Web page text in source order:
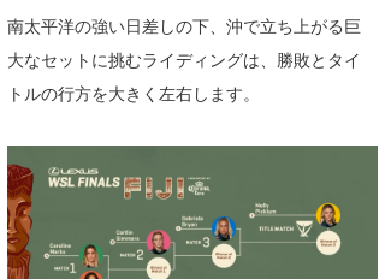
南太平洋の強い日差しの下、沖で立ち上がる巨
大なセットに挑むライディングは、勝敗とタイ
トルの行方を大きく左右します。
SancheZ
ゴン
banpaku